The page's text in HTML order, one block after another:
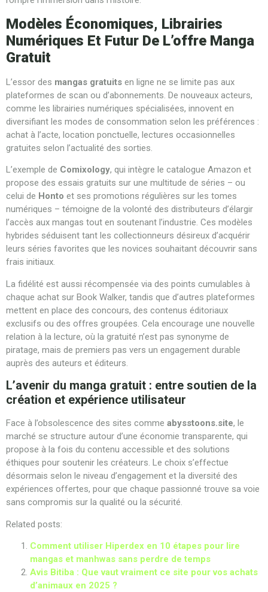
Modèles Économiques, Librairies
Numériques Et Futur De L’offre Manga
Gratuit
L’essor des mangas gratuits en ligne ne se limite pas aux
plateformes de scan ou d’abonnements. De nouveaux acteurs,
comme les librairies numériques spécialisées, innovent en
diversifiant les modes de consommation selon les préférences :
achat à l’acte, location ponctuelle, lectures occasionnelles
gratuites selon l’actualité des sorties.
L’exemple de Comixology, qui intègre le catalogue Amazon et
propose des essais gratuits sur une multitude de séries – ou
celui de Honto et ses promotions régulières sur les tomes
numériques – témoigne de la volonté des distributeurs d’élargir
l’accès aux mangas tout en soutenant l’industrie. Ces modèles
hybrides séduisent tant les collectionneurs désireux d’acquérir
leurs séries favorites que les novices souhaitant découvrir sans
frais initiaux.
La fidélité est aussi récompensée via des points cumulables à
chaque achat sur Book Walker, tandis que d’autres plateformes
mettent en place des concours, des contenus éditoriaux
exclusifs ou des offres groupées. Cela encourage une nouvelle
relation à la lecture, où la gratuité n’est pas synonyme de
piratage, mais de premiers pas vers un engagement durable
auprès des auteurs et éditeurs.
L’avenir du manga gratuit : entre soutien de la
création et expérience utilisateur
Face à l’obsolescence des sites comme abysstoons.site, le
marché se structure autour d’une économie transparente, qui
propose à la fois du contenu accessible et des solutions
éthiques pour soutenir les créateurs. Le choix s’effectue
désormais selon le niveau d’engagement et la diversité des
expériences offertes, pour que chaque passionné trouve sa voie
sans compromis sur la qualité ou la sécurité.
Related posts:
Comment utiliser Hiperdex en 10 étapes pour lire
mangas et manhwas sans perdre de temps
Avis Bitiba : Que vaut vraiment ce site pour vos achats
d’animaux en 2025 ?